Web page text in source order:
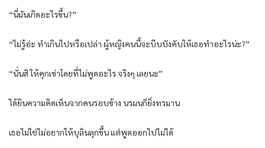
“นี่มันเกิดอะไรขึ้น?”
“ไม่รู้อ่ะ ทำเกินไปหรือเปล่า ผู้หญิงคนนี้จะบีบบังคับให้เธอทำอะไรน่ะ?”
“นั่นสิ ให้คุกเข่าโดยที่ไม่พูดอะไร จริงๆ เลยนะ”
ได้ยินความคิดเห็นจากคนรอบข้าง นรมนก็ยิ่งทรมาน
เธอไม่ใช่ไม่อยากให้บุลินลุกขึ้น แต่พูดออกไปไม่ได้